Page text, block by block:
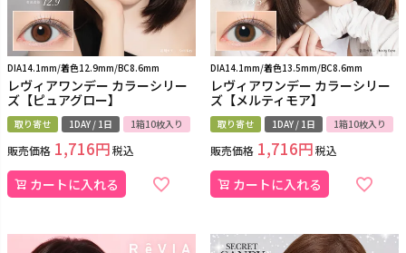
DIA14.1mm/着色12.9mm/BC8.6mm
レヴィアワンデー カラーシリー
ズ【ピュアグロー】
取り寄せ 1DAY / 1日 1箱10枚入り
販売価格 1,716 税込
カートに入れる
DIA14.1mm/着色13.5mm/BC8.6mm
レヴィアワンデー カラーシリー
ズ【メルティモア】
取り寄せ 1DAY / 1日 1箱10枚入り
販売価格 1,716 税込
カートに入れる